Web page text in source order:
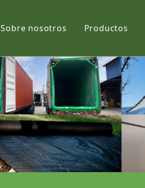
Sobre nosotros Productos
Tela
Net